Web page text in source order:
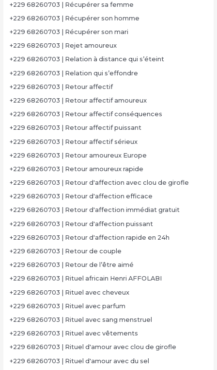
+229 68260703 | Récupérer sa femme
+229 68260703 | Récupérer son homme
+229 68260703 | Récupérer son mari
+229 68260703 | Rejet amoureux
+229 68260703 | Relation à distance qui s’éteint
+229 68260703 | Relation qui s’effondre
+229 68260703 | Retour affectif
+229 68260703 | Retour affectif amoureux
+229 68260703 | Retour affectif conséquences
+229 68260703 | Retour affectif puissant
+229 68260703 | Retour affectif sérieux
+229 68260703 | Retour amoureux Europe
+229 68260703 | Retour amoureux rapide
+229 68260703 | Retour d'affection avec clou de girofle
+229 68260703 | Retour d'affection efficace
+229 68260703 | Retour d'affection immédiat gratuit
+229 68260703 | Retour d'affection puissant
+229 68260703 | Retour d'affection rapide en 24h
+229 68260703 | Retour de couple
+229 68260703 | Retour de l’être aimé
+229 68260703 | Rituel africain Henri AFFOLABI
+229 68260703 | Rituel avec cheveux
+229 68260703 | Rituel avec parfum
+229 68260703 | Rituel avec sang menstruel
+229 68260703 | Rituel avec vêtements
+229 68260703 | Rituel d'amour avec clou de girofle
+229 68260703 | Rituel d'amour avec du sel